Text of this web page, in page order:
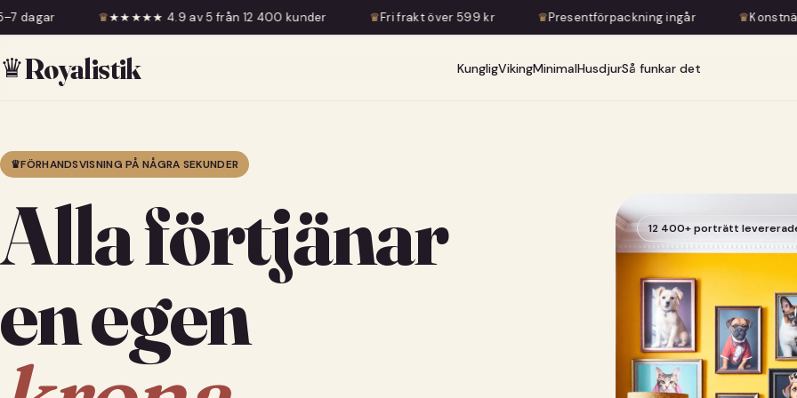
4.9 av 5 från 12 400 kunder ♛Fri frakt över 599 kr ♛Presentförpackning ingår ♛Konstnärlig transformation
♛Royalistik KungligVikingMinimalHusdjurSå funkar det
♛FÖRHANDSVISNING PÅ NÅGRA SEKUNDER
Alla förtjänar
en egen
12 400+ porträtt